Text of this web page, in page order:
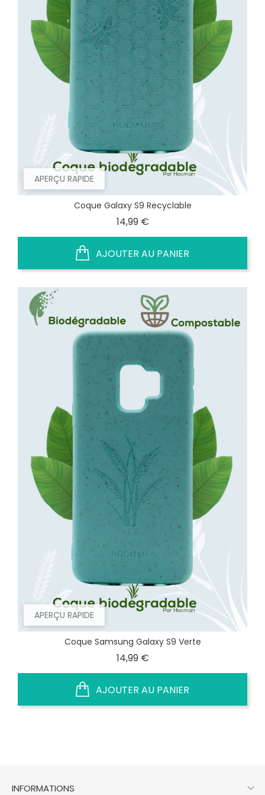
APERÇU RAPIDE
Coque Galaxy S9 Recyclable
14,99 €Prix
AJOUTER AU PANIER
APERÇU RAPIDE
Coque Samsung Galaxy S9 Verte
14,99 €Prix
AJOUTER AU PANIER
INFORMATIONS 